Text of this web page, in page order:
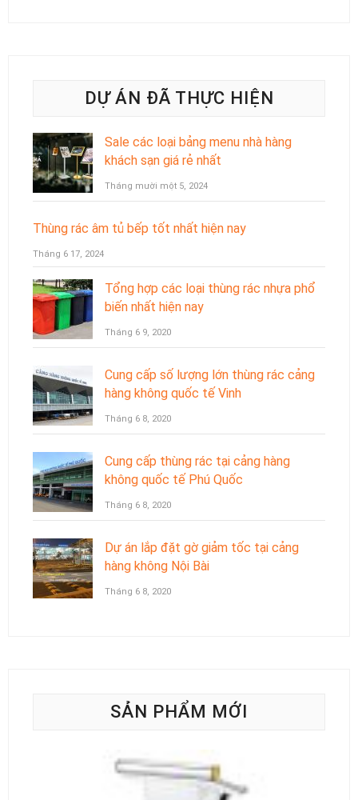
DỰ ÁN ĐÃ THỰC HIỆN
Sale các loại bảng menu nhà hàng
khách sạn giá rẻ nhất
Tháng mười một 5, 2024
Thùng rác âm tủ bếp tốt nhất hiện nay
Tháng 6 17, 2024
Tổng hợp các loại thùng rác nhựa phổ
biến nhất hiện nay
Tháng 6 9, 2020
Cung cấp số lượng lớn thùng rác cảng
hàng không quốc tế Vinh
Tháng 6 8, 2020
Cung cấp thùng rác tại cảng hàng
không quốc tế Phú Quốc
Tháng 6 8, 2020
Dự án lắp đặt gờ giảm tốc tại cảng
hàng không Nội Bài
Tháng 6 8, 2020
SẢN PHẨM MỚI